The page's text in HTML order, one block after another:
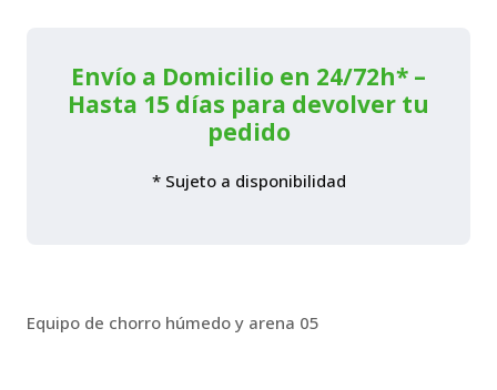
Envío a Domicilio en 24/72h* –
Hasta 15 días para devolver tu
pedido
* Sujeto a disponibilidad
Equipo de chorro húmedo y arena 05